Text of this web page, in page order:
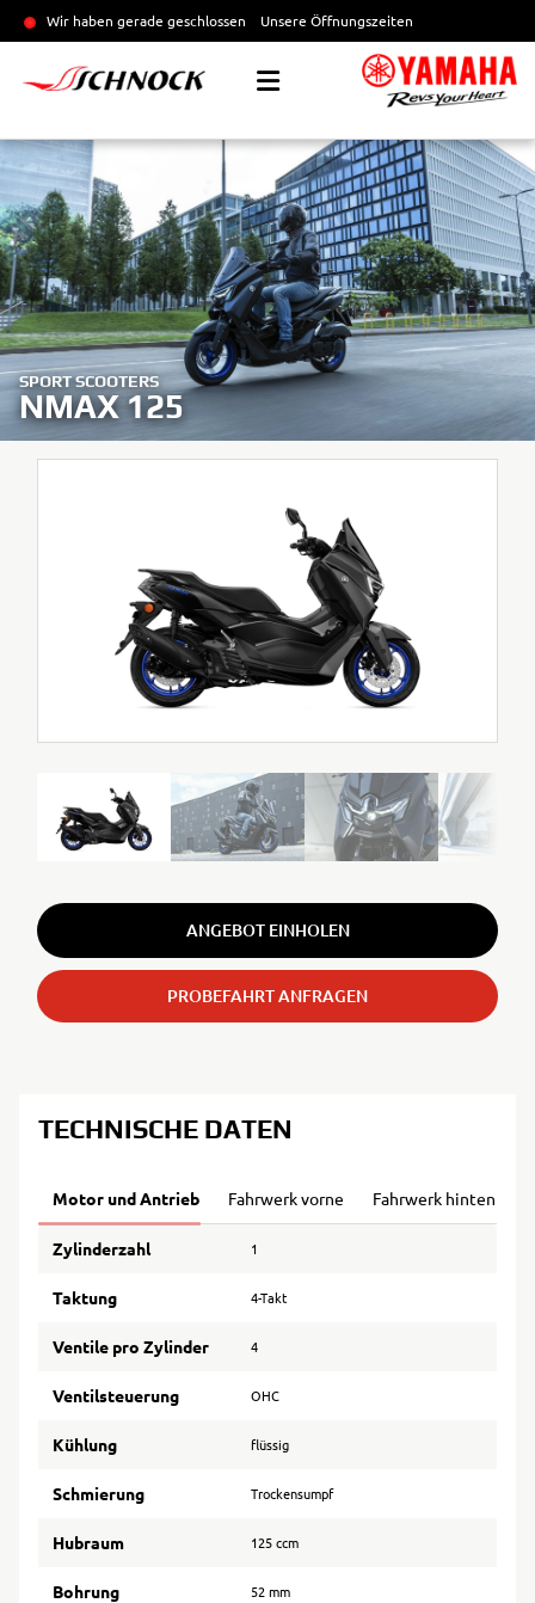
Wir haben gerade geschlossen Unsere Öffnungszeiten
SPORT SCOOTERS
NMAX 125
ANGEBOT EINHOLEN
PROBEFAHRT ANFRAGEN
TECHNISCHE DATEN
Motor und Antrieb Fahrwerk vorne Fahrwerk hinten
Zylinderzahl 1
Taktung 4-Takt
Ventile pro Zylinder 4
Ventilsteuerung OHC
Kühlung flüssig
Schmierung Trockensumpf
Hubraum 125 ccm
Bohrung 52 mm